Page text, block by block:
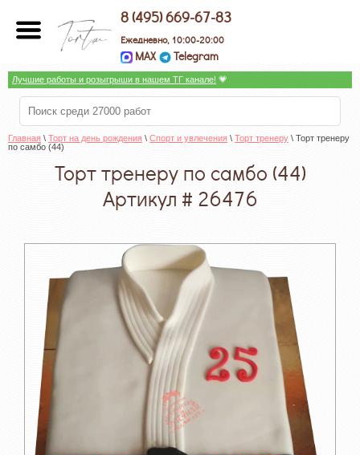
8 (495) 669-67-83
Ежедневно, 10:00-20:00
MAX Telegram
Лучшие работы и розыгрыши в нашем ТГ канале! 💗
Главная \ Торт на день рождения \ Спорт и увлечения \ Торт тренеру \ Торт тренеру
по самбо (44)
Торт тренеру по самбо (44)
Артикул # 26476